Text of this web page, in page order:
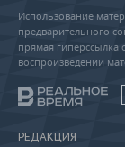
Использование
предварительного
прямая
воспроизведении
РЕДАКЦИЯ